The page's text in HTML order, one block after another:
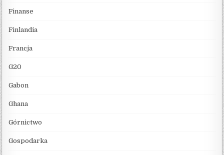
Finanse
Finlandia
Francja
G20
Gabon
Ghana
Górnictwo
Gospodarka